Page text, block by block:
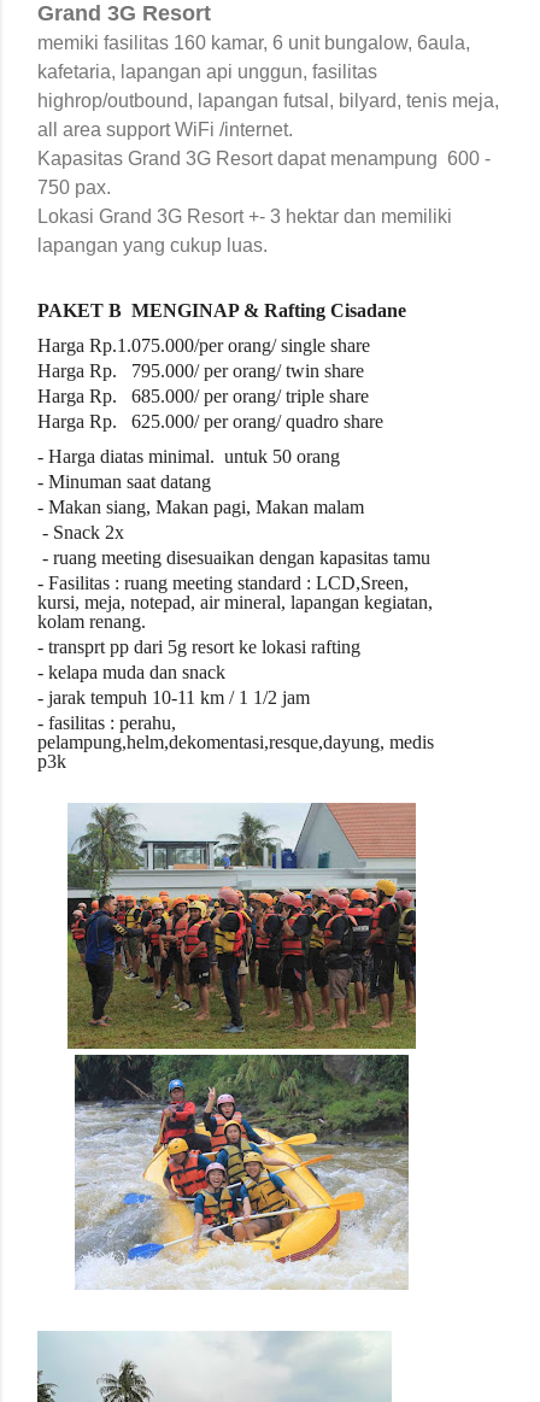
Grand 3G Resort
memiki fasilitas 160 kamar, 6 unit bungalow, 6aula,
kafetaria, lapangan api unggun, fasilitas
highrop/outbound, lapangan futsal, bilyard, tenis meja,
all area support WiFi /internet.
Kapasitas Grand 3G Resort dapat menampung 600 -
750 pax.
Lokasi Grand 3G Resort +- 3 hektar dan memiliki
lapangan yang cukup luas.
PAKET B MENGINAP & Rafting Cisadane
Harga Rp.1.075.000/per orang/ single share
Harga Rp. 795.000/ per orang/ twin share
Harga Rp. 685.000/ per orang/ triple share
Harga Rp. 625.000/ per orang/ quadro share
- Harga diatas minimal. untuk 50 orang
- Minuman saat datang
- Makan siang, Makan pagi, Makan malam
- Snack 2x
- ruang meeting disesuaikan dengan kapasitas tamu
- Fasilitas : ruang meeting standard : LCD,Sreen,
kursi, meja, notepad, air mineral, lapangan kegiatan,
kolam renang.
- transprt pp dari 5g resort ke lokasi rafting
- kelapa muda dan snack
- jarak tempuh 10-11 km / 1 1/2 jam
- fasilitas : perahu,
pelampung,helm,dekomentasi,resque,dayung, medis
p3k